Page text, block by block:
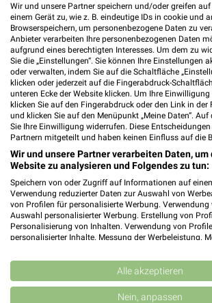
EDEKA Kiesel Bad
Bahnhofstraße 1a
06905 Bad Schmiedeberg
Heute 08:00 - 19:00 Uhr |
103,14 km
REWE Falkenberg
04895 Falkenberg
Heute 07:00 - 22:00 Uhr |
105,31 km • Angebote: 2
Lange Str. 80
04936 Schlieben
Wir und unsere Partner speichern und/oder greifen
einem Gerät zu, wie z. B. eindeutige IDs in cookie und
Browserspeichern, um personenbezogene Daten zu
Anbieter verarbeiten Ihre personenbezogenen Daten
aufgrund eines berechtigten Interesses. Um dem zu
Sie die „Einstellungen“. Sie können Ihre Einstellungen
oder verwalten, indem Sie auf die Schaltfläche
klicken oder jederzeit auf die Fingerabdruck-
unteren Ecke der Website klicken. Um Ihre
klicken Sie auf den Fingerabdruck oder den Link in der
und klicken Sie auf den Menüpunkt „Meine Daten“. Auf
Sie Ihre Einwilligung widerrufen. Diese
Partnern mitgeteilt und haben keinen Einfluss auf die
Wir und unsere Partner verarbeiten Daten,
Website zu analysieren und Folgendes zu tun:
Speichern von oder Zugriff auf Informationen auf
Verwendung reduzierter Daten zur Auswahl von
von Profilen für personalisierte Werbung.
Auswahl personalisierter Werbung. Erstellung von
Personalisierung von Inhalten. Verwendung von
personalisierter Inhalte. Messung der Werbeleistung.
Kombinationen von Daten aus verschiedenen
Verbesserung der Angebote. Verwendung reduzierter
von Inhalten.
Daten können außerhalb der Europäischen Union
Alle akzeptieren
Nein, anpassen